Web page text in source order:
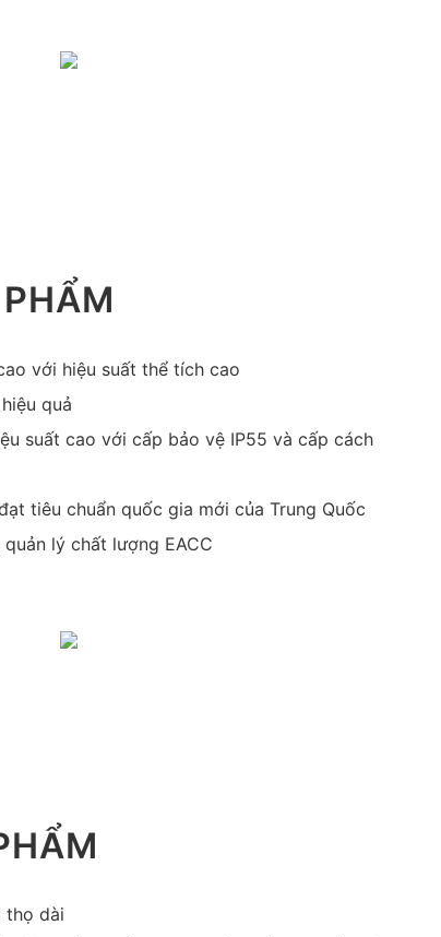
với hiệu suất thể tích cao
quả
suất cao với cấp bảo vệ IP55 và cấp cách
tiêu chuẩn quốc gia mới của Trung Quốc
lý chất lượng EACC
thọ dài